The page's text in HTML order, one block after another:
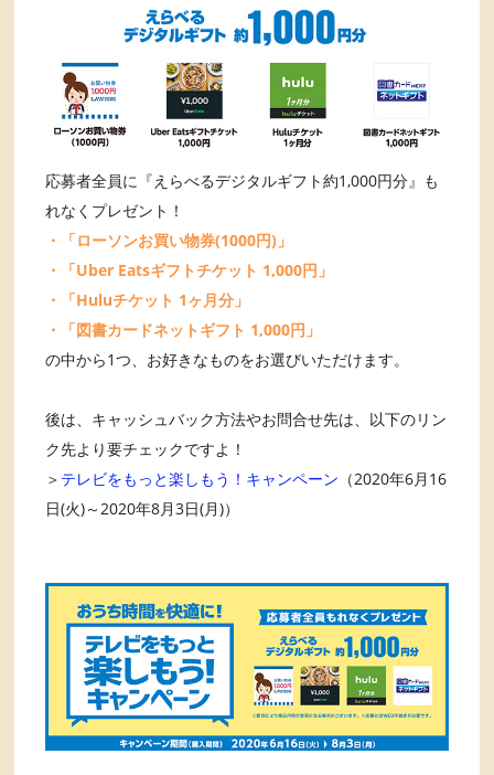
応募者全員に『えらべるデジタルギフト約1,000円分』も
れなくプレゼント！
・「ローソンお買い物券(1000円)」
・「Uber Eatsギフトチケット 1,000円」
・「Huluチケット 1ヶ月分」
・「図書カードネットギフト 1,000円」
の中から1つ、お好きなものをお選びいただけます。
後は、キャッシュバック方法やお問合せ先は、以下のリン
ク先より要チェックですよ！
＞ テレビをもっと楽しもう！キャンペーン （2020年6月16
日(火)～2020年8月3日(月)）